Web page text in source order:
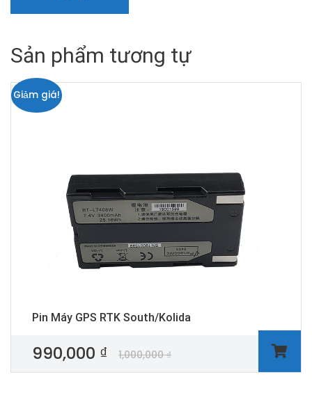
Sản phẩm tương tự
Giảm giá!
Pin Máy GPS RTK South/Kolida
1,000,000₫
990,000 ₫